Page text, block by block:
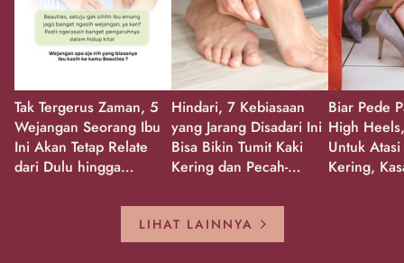
Tak Tergerus Zaman, 5
Wejangan Seorang Ibu
Ini Akan Tetap Relate
dari Dulu hingga
Hindari, 7 Kebiasaan
yang Jarang Disadari Ini
Bisa Bikin Tumit Kaki
Kering dan Pecah-
Biar Pede
High
Untuk
Kering,
LIHAT LAINNYA